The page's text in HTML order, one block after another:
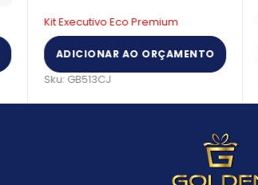
Kit Executivo Eco Premium
ADICIONAR AO ORÇAMENTO
Sku: GB513CJ